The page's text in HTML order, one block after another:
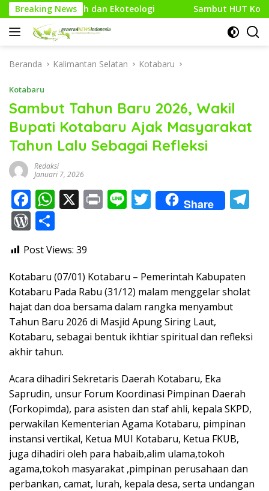
Langsung
ke
konten
Breaking News
Ekoteologi Sambut HUT Kodam XXI/Raden
Beranda Kalimantan Selatan Kotabaru
Kotabaru
Sambut Tahun Baru 2026, Wakil
Bupati Kotabaru Ajak Masyarakat
Tahun Lalu Sebagai Refleksi
Redaksi
Januari 7, 2026
F
ac
e
b
o
o
k
W
s
A
p
p
X Pr Li T
w
Share
m
W
or
d
Pr
e
ss
ar
e
Post Views: 39
Kotabaru (07/01) Kotabaru – Pemerintah Kabupaten
Kotabaru Pada Rabu (31/12) malam menggelar sholat
hajat dan doa bersama dalam rangka menyambut
Tahun Baru 2026 di Masjid Apung Siring Laut,
Kotabaru, sebagai bentuk ikhtiar spiritual dan refleksi
akhir tahun.
Acara dihadiri Sekretaris Daerah Kotabaru, Eka
Saprudin, unsur Forum Koordinasi Pimpinan Daerah
(Forkopimda), para asisten dan staf ahli, kepala SKPD,
perwakilan Kementerian Agama Kotabaru, pimpinan
instansi vertikal, Ketua MUI Kotabaru, Ketua FKUB,
juga dihadiri oleh para habaib,alim ulama,tokoh
agama,tokoh masyarakat ,pimpinan perusahaan dan
perbankan, camat, lurah, kepala desa, serta undangan